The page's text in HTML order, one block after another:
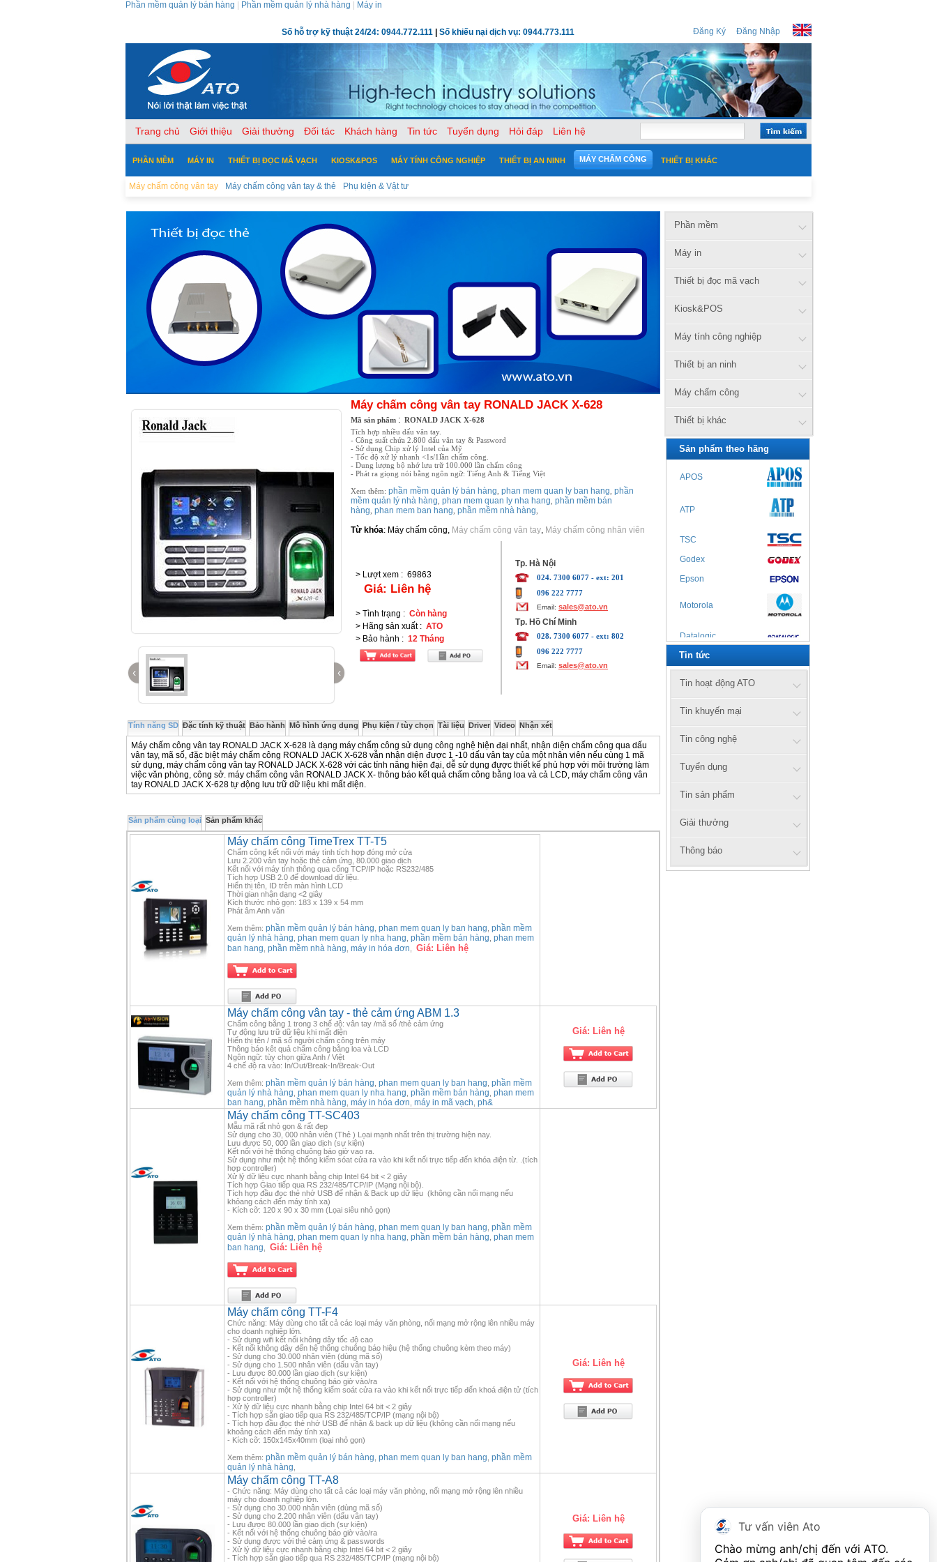
Phần mềm quản lý bán hàng Phần mềm quản lý nhà hàng Máy in
Số hỗ trợ kỹ thuật 24/24: 0944.772.111 Số khiếu nại dịch vụ: 0944.773.111 Đăng Ký Đăng Nhập
Trang chủ Giới thiệu Giải thưởng Đối tác Khách hàng Tin tức Tuyển dụng Hỏi đáp Liên hệ
PHẦN MỀM MÁY IN THIẾT BỊ ĐỌC MÃ VẠCH KIOSK&POS MÁY TÍNH CÔNG NGHIỆP THIẾT BỊ AN NINH MÁY CHẤM CÔNG
Máy chấm công vân tay Máy chấm công vân tay & thẻ Phụ kiện & Vật tư
THIẾT BỊ KHÁC
‹ ‹
Máy chấm công vân tay RONALD JACK X-628
Mã sản phẩm : RONALD JACK X-628
Tích hợp nhiều dấu vân tay.
- Công suất chứa 2.800 dấu vân tay & Password
- Sử dụng Chip xử lý Intel của Mỹ
- Tốc độ xử lý nhanh <1s/1lần chấm công.
- Dung lượng bộ nhớ lưu trữ 100.000 lần chấm công
- Phát ra giọng nói bằng ngôn ngữ: Tiếng Anh & Tiếng Việt
Xem thêm: phần mềm quản lý bán hàng phan mem quan ly ban hang phần
mềm quản lý nhà hàng phan mem quan ly nha hang phần mềm bán
hàng phan mem ban hang phần mềm nhà hàng
Từ khóa: Máy chấm công, Máy chấm công vân tay, Máy chấm công nhân viên
> Lượt xem : 69863
Giá: Liên hệ
> Tình trạng : Còn hàng
> Hãng sản xuất: ATO
> Bảo hành : 12 Tháng
Tp. Hà Nội
024. 7300 6077 - ext: 201
096 222 7777
Email: sales@ato.vn
Tp. Hồ Chí Minh
028. 7300 6077 - ext: 802
096 222 7777
Email: sales@ato.vn
Tính năng SD Đặc tính kỹ thuật Bảo hành Mô hình ứng dụng Phụ kiện / tùy chọn Tài liệu Driver Video Nhận xét
Máy chấm công vân tay RONALD JACK X-628 là dạng máy chấm công sử dụng công nghệ hiện đại nhất, nhận diện chấm công qua dấu
vân tay, mã số, đặc biệt máy chấm công RONALD JACK X-628 vẫn nhận diện được 1 -10 dấu vân tay của một nhân viên nếu cùng 1 mã
sử dụng, máy chấm công vân tay RONALD JACK X-628 với các tính năng hiện đại, dễ sử dụng được thiết kế phù hợp với môi trường làm
việc văn phòng, công sở. máy chấm công vân RONALD JACK X- thông báo kết quả chấm công bằng loa và cả LCD, máy chấm công vân
tay RONALD JACK X-628 tự động lưu trữ dữ liệu khi mất điện.
Sản phẩm cùng loại Sản phẩm khác
Máy chấm công TimeTrex TT-T5
Chấm công kết nối với máy tính tích hợp đóng mở cửa
Lưu 2.200 vân tay hoặc thẻ cảm ứng, 80.000 giao dịch
Kết nối với máy tính thông qua cổng TCP/IP hoặc RS232/485
Tích hợp USB 2.0 để download dữ liệu.
Hiển thị tên, ID trên màn hình LCD
Thời gian nhận dạng <2 giây
Kích thước nhỏ gọn: 183 x 139 x 54 mm
Phát âm Anh văn
Xem thêm: phần mềm quản lý bán hàng phan mem quan ly ban hang phần mềm
quản lý nhà hàng phan mem quan ly nha hang phần mềm bán hàng phan mem
ban hang phần mềm nhà hàng máy in hóa đơn Giá: Liên hệ
Máy chấm công vân tay - thẻ cảm ứng ABM 1.3
Chấm công bằng 1 trong 3 chế độ: vân tay /mã số /thẻ cảm ứng
Tự động lưu trữ dữ liệu khi mất điện
Hiển thị tên / mã số người chấm công trên máy
Thông báo kêt quả chấm công bằng loa và LCD
Ngôn ngữ: tùy chọn giữa Anh / Việt
4 chế độ ra vào: In/Out/Break-In/Break-Out
Xem thêm: phần mềm quản lý bán hàng phan mem quan ly ban hang phần mềm
quản lý nhà hàng phan mem quan ly nha hang phần mềm bán hàng phan mem
ban hang phần mềm nhà hàng máy in hóa đơn máy in mã vạch ph&
Giá: Liên hệ
Máy chấm công TT-SC403
Mẫu mã rất nhỏ gọn & rất đẹp
Sử dụng cho 30, 000 nhân viên (Thẻ ) Lọai mạnh nhất trên thị trường hiện nay.
Lưu được 50, 000 lần giao dịch (sự kiện)
Kết nối với hệ thống chuông báo giờ vao ra.
Sử dụng như một hệ thống kiểm sóat cửa ra vào khi kết nối trực tiếp đến khóa điện từ. .(tích
hợp controller)
Xử lý dữ liệu cực nhanh bằng chip Intel 64 bit < 2 giây
Tích hợp Giao tiếp qua RS 232/485/TCP/IP (Mạng nội bộ).
Tích hợp đầu đọc thẻ nhớ USB để nhận & Back up dữ liệu (không cần nối mạng nếu
khỏang cách đến máy tính xa)
- Kích cỡ: 120 x 90 x 30 mm (Lọai siêu nhỏ gọn)
Xem thêm: phần mềm quản lý bán hàng phan mem quan ly ban hang phần mềm
quản lý nhà hàng phan mem quan ly nha hang phần mềm bán hàng phan mem
ban hang
Giá: Liên hệ
Máy chấm công TT-F4
Chức năng: Máy dùng cho tất cả các loại máy văn phòng, nối mạng mở rộng lên nhiều máy
cho doanh nghiệp lớn.
- Sử dụng wifi kết nối không dây tốc độ cao
- Kết nối không dây đến hệ thống chuông báo hiệu (hệ thống chuông kèm theo máy)
- Sử dụng cho 30.000 nhân viên (dùng mã số)
- Sử dụng cho 1.500 nhân viên (dấu vân tay)
- Lưu được 80.000 lần giao dịch (sự kiện)
- Kết nối với hệ thống chuông báo giờ vào/ra
- Sử dụng như một hệ thống kiểm soát cửa ra vào khi kết nối trực tiếp đến khoá điện tử (tích
hợp controller)
- Xử lý dữ liệu cực nhanh bằng chip Intel 64 bit < 2 giây
- Tích hợp sẵn giao tiếp qua RS 232/485/TCP/IP (mạng nội bộ)
- Tích hợp đầu đọc thẻ nhớ USB để nhận & back up dữ liệu (không cần nối mạng nếu
khoảng cách đến máy tính xa)
- Kích cỡ: 150x145x40mm (loại nhỏ gọn)
Xem thêm: phần mềm quản lý bán hàng phan mem quan ly ban hang phần mềm
quản lý nhà hàng
Giá: Liên hệ
Máy chấm công TT-A8
- Chức năng: Máy dùng cho tất cả các loại máy văn phòng, nối mạng mở rộng lên nhiều
máy cho doanh nghiệp lớn.
- Sử dụng cho 30.000 nhân viên (dùng mã số)
- Sử dụng cho 2.200 nhân viên (dấu vân tay)
- Lưu được 80.000 lần giao dịch (sự kiện)
- Kết nối với hệ thống chuông báo giờ vào/ra
- Sử dụng được với thẻ cảm ứng & passwords
- Xử lý dữ liệu cực nhanh bằng chip Intel 64 bit < 2 giây
- Tích hợp sẵn giao tiếp qua RS 232/485/TCP/IP (mạng nội bộ)
Giá: Liên hệ
Phần mềm
Máy in
Thiết bị đọc mã vạch
Kiosk&POS
Máy tính công nghiệp
Thiết bị an ninh
Máy chấm công
Thiết bị khác
Sản phẩm theo hãng
APOS
ATP
TSC
Godex
Epson
Motorola
Datalogic
Zebex
Cipherlab
Xprinter
Honeywell
Zebra
axiomtek
Tin tức
Tin hoạt động ATO
Tin khuyến mại
Tin công nghệ
Tuyển dụng
Tin sản phẩm
Giải thưởng
Thông báo
Tư vấn viên Ato
Chào mừng anh/chị đến với ATO.